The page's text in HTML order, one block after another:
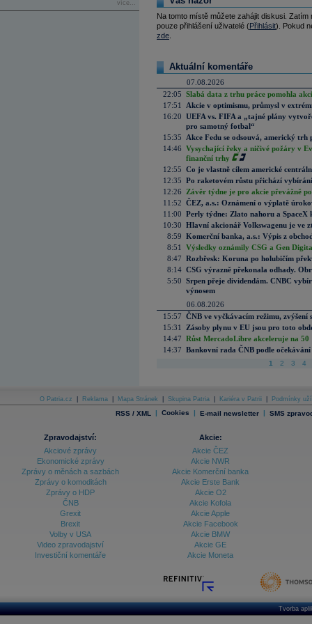
více...
Na tomto místě můžete zahájit diskusi.
pouze přihlášení uživatelé (Přihlásit). Pokud
zde
Aktuální komentáře
07.08.2026
22:05 Slabá data z trhu práce pomohla
17:51
Akcie v optimismu, průmysl v
16:20 UEFA vs. FIFA a „tajné plány
pro samotný fotbal“
15:35
Akce Fedu se odsouvá, americký
14:46 Vysychající řeky a ničivé požáry v
finanční trhy
12:55 Co je vlastně cílem americké
12:35 Po raketovém růstu přichází
12:26
Závěr týdne je pro akcie převážně
11:52 ČEZ, a.s.: Oznámení o výplatě
11:00 Perly týdne: Zlato nahoru a SpaceX
10:30 Hlavní akcionář Volkswagenu je ve
8:59 Komerční banka, a.s.: Výpis z
8:51
Výsledky oznámily CSG a Gen
8:47 Rozbřesk: Koruna po holubičím
8:14 CSG výrazně překonala odhady.
5:50 Srpen přeje dividendám. CNBC
výnosem
06.08.2026
15:57 ČNB ve vyčkávacím režimu, zvýšení
15:31
Zásoby plynu v EU jsou pro toto
14:47 Růst MercadoLibre akceleruje na
14:37 Bankovní rada ČNB podle
1 2 3 4
O Patria.cz Reklama Mapa Stránek Skupina Patria Kariéra v Patrii Podmínky
RSS / XML | Cookies | E-mail newsletter | SMS
Zpravodajství:
Akciové zprávy
Ekonomické zprávy
Zprávy o měnách a sazbách
Zprávy o komoditách
Zprávy o HDP
ČNB
Grexit
Brexit
Volby v USA
Video zpravodajství
Investiční komentáře
Akcie:
Akcie ČEZ
Akcie NWR
Akcie Komerční banka
Akcie Erste Bank
Akcie O2
Akcie Kofola
Akcie Apple
Akcie Facebook
Akcie BMW
Akcie GE
Akcie Moneta
Tvorba